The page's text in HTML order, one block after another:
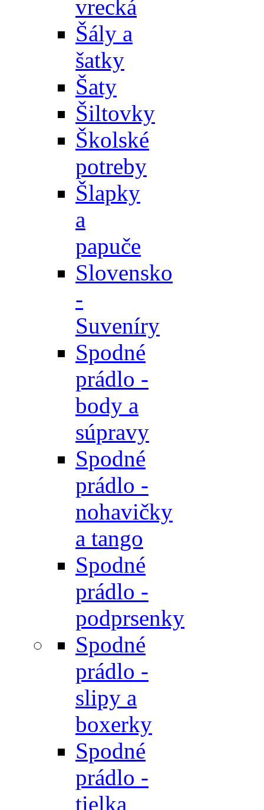
vrecká
Šály a
šatky
Šaty
Šiltovky
Školské
potreby
Šlapky
a
papuče
Slovensko
-
Suveníry
Spodné
prádlo -
body a
súpravy
Spodné
prádlo -
nohavičky
a tango
Spodné
prádlo -
podprsenky
Spodné
prádlo -
slipy a
boxerky
Spodné
prádlo -
tielka